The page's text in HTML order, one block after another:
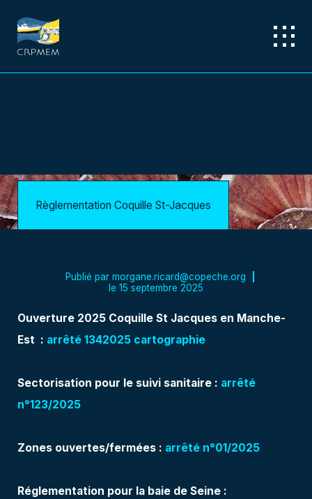
Règlementation Coquille St-Jacques
Publié parmorgane.ricard@copeche.org
le 15 septembre 2025
Ouverture 2025 Coquille St Jacques en Manche-
Est : arrêté 1342025 cartographie
Sectorisation pour le suivi sanitaire : arrêté
n°123/2025
Zones ouvertes/fermées : arrêté n°01/2025
Réglementation pour la baie de Seine :